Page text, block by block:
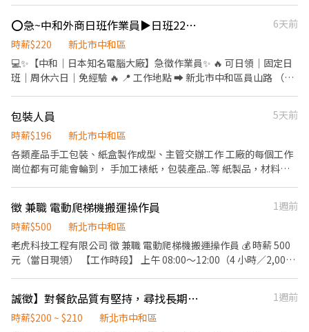
小點心 ✏️薪資：（加班費另計） ✨日班🕖時薪$220 含津貼 (🈷️約
$38K - ✨日班🈷️賺$30-31K 含津貼 ✨中班🈷️賺$36-38K 含津貼 ✨夜
╔═════ஓ๑♡๑ஓ ═════╗ 📱加賴+ [ job0965436880 ]
👉 點選下方傳送門 https://reurl.cc/3yr93M 加入後留言：姓名、電
話、居住區域、職缺截圖 ☎️聯絡電話:0965-436880（沈專員
Yuki❄️）
✅按件計酬，多勞多得，適合兼職、斜槓或想增加額外收入者。
【工作內容】 ✅依公司安排至門市執行陳列物安裝、更換及維護作
業（如跳卡、視窗卡、試用品、紙製陳列物等） ✅ 商品陳列整理、
貨架維護及門市環境巡查 ✅ 蒐集市場及競品資訊，維護門市良好合
象】 ✅ 喜歡外勤工作、不排斥至各門市巡訪 ✅ 具良好溝通能力及責
任感 ✅ 能獨立作業並按時完成任務 【工作時間】 ✅執行日期及時段
可依個人安排，於客戶指定期限內完成即可。 ✅為維護行車安全，
建議執行時間以晚間 20:00 前完成。 【工作地點】 ✅依客戶需求安
排區域內門市。 ✅每家門市作業時間可依個人工作習慣彈性調整。
【應徵條件】 ✅需自備機車及持有有效普通重型機車駕照。 ✅具基
本手機操作能力，可依流程上傳照片及回報作業。 ✅配合公司教育
間，確認可配合工作安排。 【教育訓練】 ✅公司將提供完整教育訓
練、作業手冊及系統操作說明，協助您快速熟悉工作內容。 ✅若作
業成果未符合規範，需依公司通知進行補件或修正。 ✅如果您正在
尋找一份時間彈性、可自主安排工作、利用空閒時間增加收入的兼
職工作，歡迎加入我們！ 📢 歡迎留言「區域＋電話＋方便聯繫的時
間」，讓我們能更快速媒合適合您的工作機會，並由專人盡快與您
聯繫！
⭕急~中和外商日班作業員▶日班220/H🙂周休二日 可日領✅簡單筆記型電腦組包裝
6天前
時薪$220
新北市中和區
💻✨【中和｜日本知名電腦大廠】急徵作業員✨ 🔥 可日領｜固定日
班｜周休六日｜免經驗 🔥 📍 工作地點 ➡️ 新北市中和區員山路 （近
～17:10 📅 休假：周休二日（六日休） 🔧 工作內容 ✅ 筆記型電腦零
件組裝 ✅ 鎖螺絲、包裝、簡易維修 ✅ 冷氣房作業環境 ✨ 職缺優勢
✔️ 免經驗、高錄取率 ✔️ 可日領周領 ✔️ 線上書審即可 ✔️ 公司供餐
（餐券50元） ✔️ 機車停車位 ✔️ 空班時間充足 ✔️ 訂單穩定、固定班
結】➜ https://lin.ee/16HRBbf ✏️【電洽】➜ 0965-031660 洪小姐
包裝人員
5天前
時薪$196
新北市中和區
各類產品手工包裝、紙盒製作成型、主管交辦工作 工廠的每個工作
崗位都有可能會輪到， 手加工裱紙，包裝產品..等 紙製品，材料配
9:00-12:00 (午休1小時)13:00-18:10 一天有三次休息10分鐘時段 上
午10:30下午14:30、16:00 （場內有微波爐、電鍋、冰箱）
徵 兼職 電動爬梯機搬運操作員
1週前
時薪$500
新北市中和區
老虎科技工程有限公司 徵 兼職 電動爬梯機搬運操作員 💰 時薪 500
元（當日現領） 【工作時段】 上午 08:00～12:00（4 小時／2,000
樓。 2. 搬運過程由電動爬梯機負責上下樓，不需全程扛著重物爬樓
梯。 3. 需將40 公斤的水泥、砂包放置及卸下機器。 【應徵條件】
誠徵】對餐飲品質有堅持，尋找長期穩定夥伴（歡迎穩定、細心、具責任感的你）
1週前
時薪$200 ~ $210
新北市中和區